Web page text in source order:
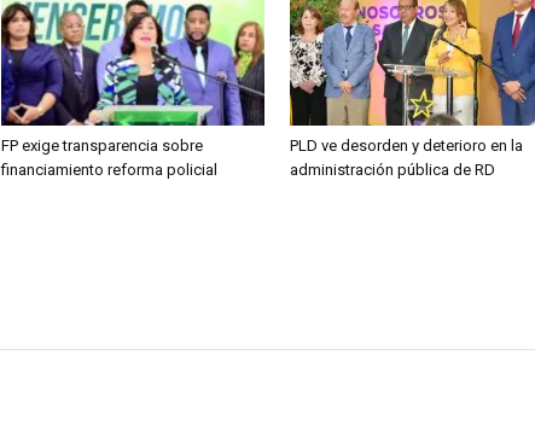
FP exige transparencia sobre
financiamiento reforma policial
PLD ve desorden y deterioro en la
administración pública de RD